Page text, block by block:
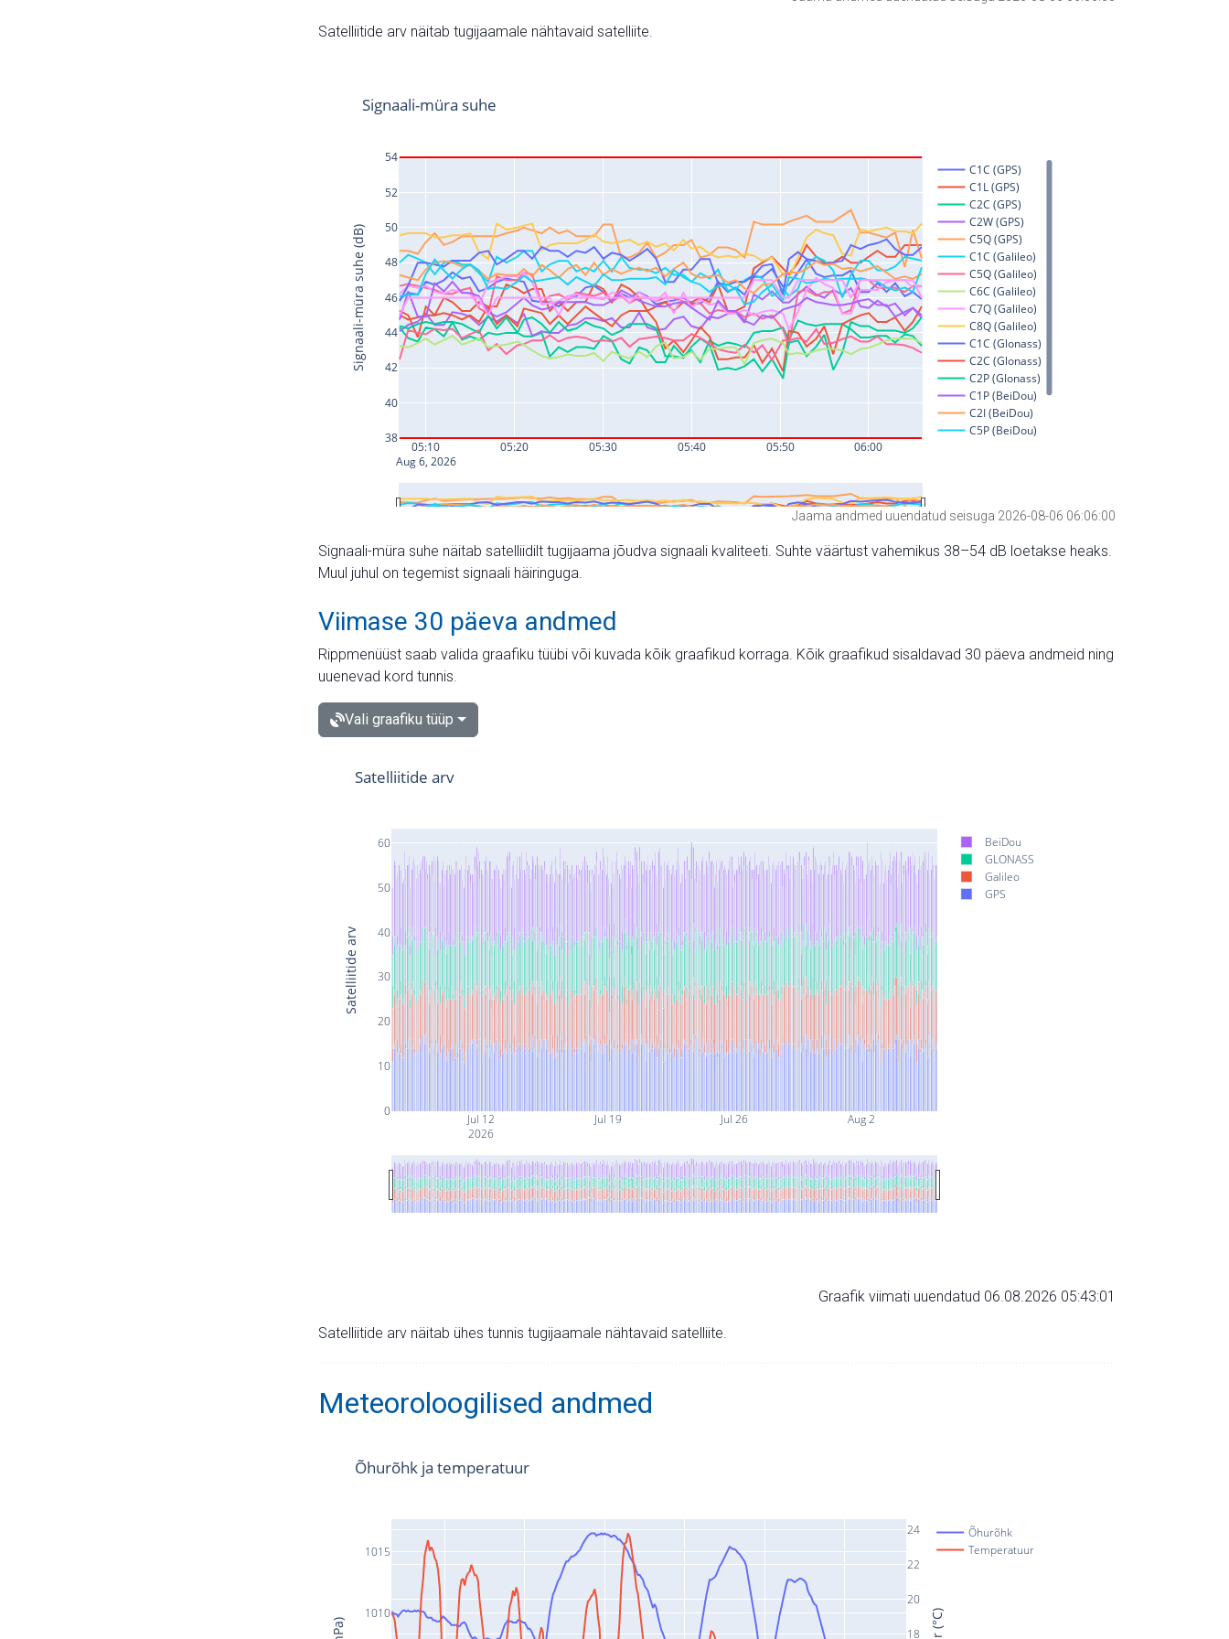
Satelliitide arv näitab tugijaamale nähtavaid satelliite.
Jaama andmed uuendatud seisuga 2026-08-06 06:06:00
Signaali-müra suhe näitab satelliidilt tugijaama jõudva signaali kvaliteeti. Suhte väärtust vahemikus 38–54 dB loetakse heaks.
Muul juhul on tegemist signaali häiringuga.
Viimase 30 päeva andmed
Rippmenüüst saab valida graafiku tüübi või kuvada kõik graafikud korraga. Kõik graafikud sisaldavad 30 päeva andmeid ning
uuenevad kord tunnis.
Vali graafiku tüüp
Jul 12
2026
Jul 19 Jul 26 Aug 2
0
10
20
30
40
50
60
BeiDou
GLONASS
Galileo
GPS
Satelliitide arv
Satelliitide arv
Graafik viimati uuendatud 06.08.2026 05:43:01
Satelliitide arv näitab ühes tunnis tugijaamale nähtavaid satelliite.
Meteoroloogilised andmed
1010
1015
18
20
22
24
Õhurõhk
Temperatuur
Õhurõhk ja temperatuur